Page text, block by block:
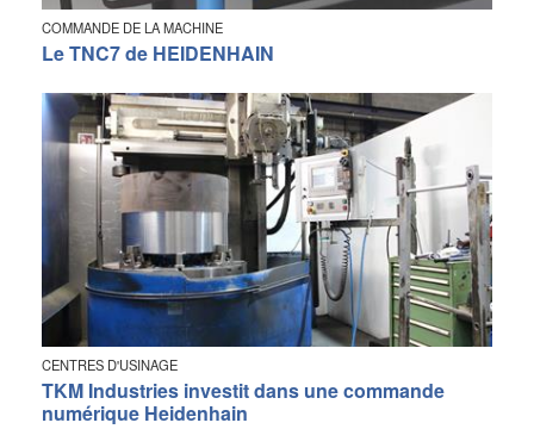
COMMANDE DE LA MACHINE
Le TNC7 de HEIDENHAIN
CENTRES D'USINAGE
TKM Industries investit dans une commande
numérique Heidenhain